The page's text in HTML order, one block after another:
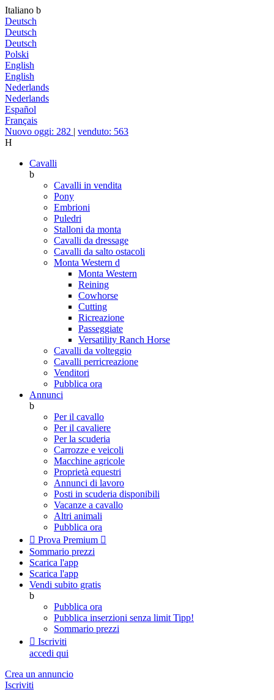
Italiano b
Deutsch
Deutsch
Deutsch
Polski
English
English
Nederlands
Nederlands
Español
Français
Nuovo oggi: 282 | venduto: 563
H
Cavalli
b
Cavalli in vendita
Pony
Embrioni
Puledri
Stalloni da monta
Cavalli da dressage
Cavalli da salto ostacoli
Monta Western d
Monta Western
Reining
Cowhorse
Cutting
Ricreazione
Passeggiate
Versatility Ranch Horse
Cavalli da volteggio
Cavalli perricreazione
Venditori
Pubblica ora
Annunci
b
Per il cavallo
Per il cavaliere
Per la scuderia
Carrozze e veicoli
Macchine agricole
Proprietà equestri
Annunci di lavoro
Posti in scuderia disponibili
Vacanze a cavallo
Altri animali
Pubblica ora
 Prova Premium 
Sommario prezzi
Scarica l'app
Scarica l'app
Vendi subito gratis
b
Pubblica ora
Pubblica inserzioni senza limit Tipp!
Sommario prezzi
 Iscriviti
accedi qui
Crea un annuncio
Iscriviti